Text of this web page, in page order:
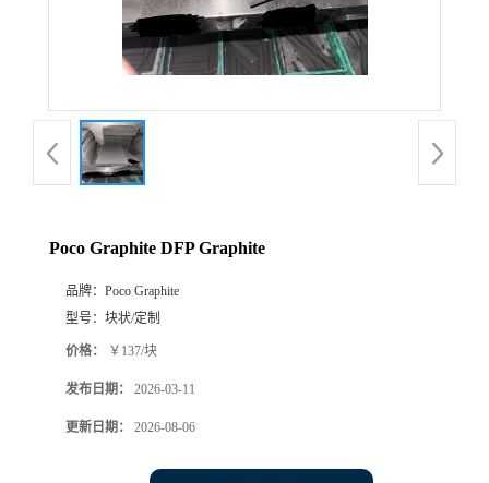
Poco Graphite DFP Graphite
品牌： Poco Graphite
型号： 块状/定制
价格： ￥137/块
发布日期： 2026-03-11
更新日期： 2026-08-06